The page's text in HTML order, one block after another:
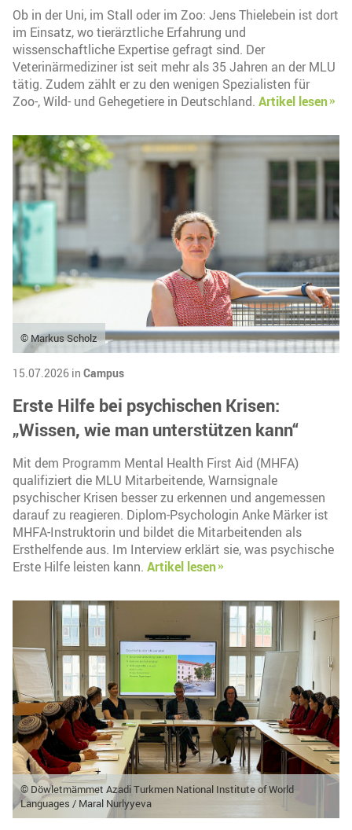
Ob in der Uni, im Stall oder im Zoo: Jens Thielebein ist dort
im Einsatz, wo tierärztliche Erfahrung und
wissenschaftliche Expertise gefragt sind. Der
Veterinärmediziner ist seit mehr als 35 Jahren an der MLU
tätig. Zudem zählt er zu den wenigen Spezialisten für
Zoo-, Wild- und Gehegetiere in Deutschland. Artikel lesen
© Markus Scholz
15.07.2026 in Campus
Erste Hilfe bei psychischen Krisen:
„Wissen, wie man unterstützen kann“
Mit dem Programm Mental Health First Aid (MHFA)
qualifiziert die MLU Mitarbeitende, Warnsignale
psychischer Krisen besser zu erkennen und angemessen
darauf zu reagieren. Diplom-Psychologin Anke Märker ist
MHFA-Instruktorin und bildet die Mitarbeitenden als
Ersthelfende aus. Im Interview erklärt sie, was psychische
Erste Hilfe leisten kann. Artikel lesen
© Döwletmämmet Azadi Turkmen National Institute of World
Languages / Maral Nurlyyeva